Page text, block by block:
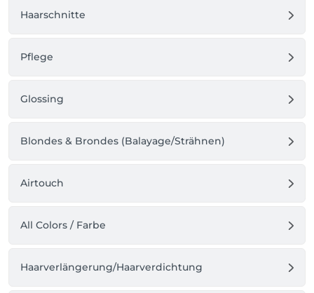
Haarschnitte
Pflege
Glossing
Blondes & Brondes (Balayage/Strähnen)
Airtouch
All Colors / Farbe
Haarverlängerung/Haarverdichtung